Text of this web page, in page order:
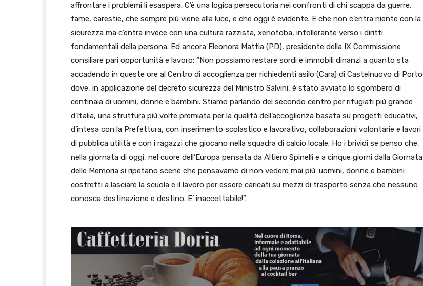
affrontare i problemi li esaspera. C’è una logica persecutoria nei confronti di chi scappa da guerre,
fame, carestie, che sempre più viene alla luce, e che oggi è evidente. E che non c’entra niente con la
sicurezza ma c’entra invece con una cultura razzista, xenofoba, intollerante verso i diritti
fondamentali della persona. Ed ancora Eleonora Mattia (PD), presidente della IX Commissione
consiliare pari opportunità e lavoro: “Non possiamo restare sordi e immobili dinanzi a quanto sta
accadendo in queste ore al Centro di accoglienza per richiedenti asilo (Cara) di Castelnuovo di Porto
dove, in applicazione del decreto sicurezza del Ministro Salvini, è stato avviato lo sgombero di
centinaia di uomini, donne e bambini. Stiamo parlando del secondo centro per rifugiati più grande
d’Italia, una struttura più volte premiata per la qualità dell’accoglienza basata su progetti educativi,
d’intesa con la Prefettura, con inserimento scolastico e lavorativo, collaborazioni volontarie e lavori
di pubblica utilità e con i ragazzi che giocano nella squadra di calcio locale. Ho i brividi se penso che,
nella giornata di oggi, nel cuore dell’Europa pensata da Altiero Spinelli e a cinque giorni dalla Giornata
delle Memoria si ripetano scene che pensavamo di non vedere mai più: uomini, donne e bambini
costretti a lasciare la scuola e il lavoro per essere caricati su mezzi di trasporto senza che nessuno
conosca destinazione e destino. E’ inaccettabile!”.